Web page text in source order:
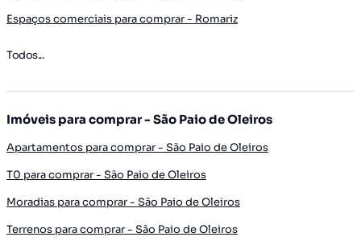
Espaços comerciais para comprar - Romariz
Todos...
Imóveis para comprar - São Paio de Oleiros
Apartamentos para comprar - São Paio de Oleiros
T0 para comprar - São Paio de Oleiros
Moradias para comprar - São Paio de Oleiros
Terrenos para comprar - São Paio de Oleiros